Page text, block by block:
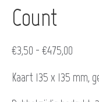
Count
€3,50 - €475,00
Kaart 135 x 135 mm,